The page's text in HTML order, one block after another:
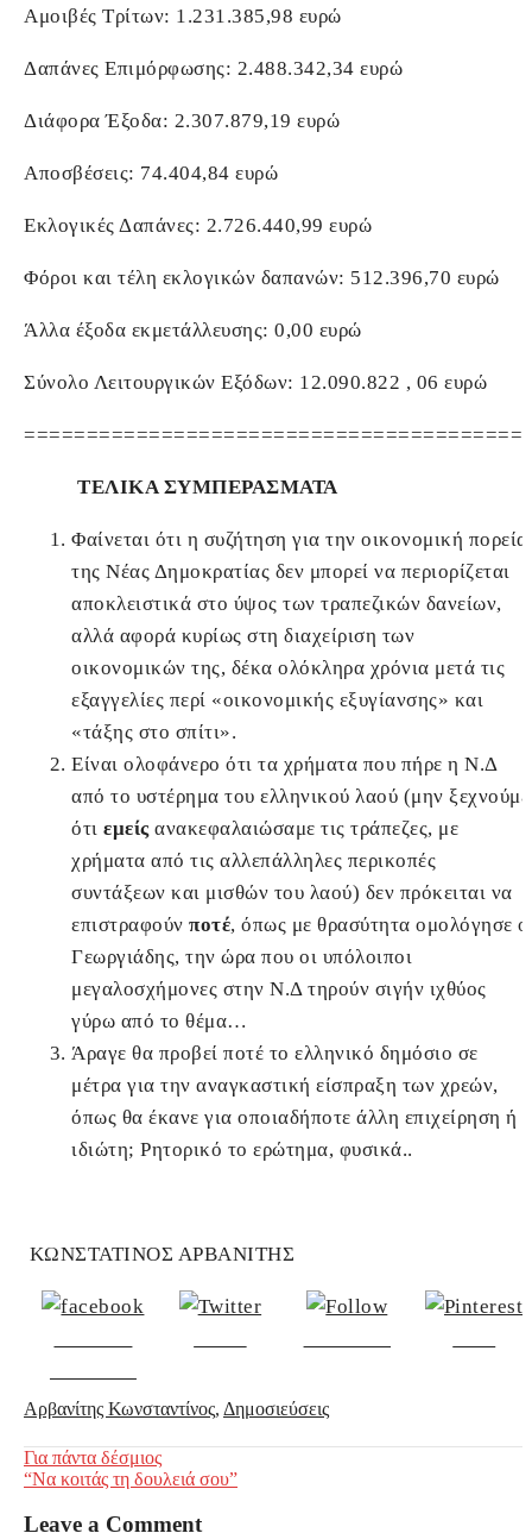
Αμοιβές Τρίτων: 1.231.385,98 ευρώ
Δαπάνες Επιμόρφωσης: 2.488.342,34 ευρώ
Διάφορα Έξοδα: 2.307.879,19 ευρώ
Αποσβέσεις: 74.404,84 ευρώ
Εκλογικές Δαπάνες: 2.726.440,99 ευρώ
Φόροι και τέλη εκλογικών δαπανών: 512.396,70 ευρώ
Άλλα έξοδα εκμετάλλευσης: 0,00 ευρώ
Σύνολο Λειτουργικών Εξόδων: 12.090.822 , 06 ευρώ
ΤΕΛΙΚΑ ΣΥΜΠΕΡΑΣΜΑΤΑ
Φαίνεται ότι η συζήτηση για την οικονομική πορεία
της Νέας Δημοκρατίας δεν μπορεί να περιορίζεται
αποκλειστικά στο ύψος των τραπεζικών δανείων,
αλλά αφορά κυρίως στη διαχείριση των
οικονομικών της, δέκα ολόκληρα χρόνια μετά τις
εξαγγελίες περί «οικονομικής εξυγίανσης» και
«τάξης στο σπίτι».
Είναι ολοφάνερο ότι τα χρήματα που πήρε η Ν.Δ
από το υστέρημα του ελληνικού λαού (μην ξεχνούμε
ότι εμείς ανακεφαλαιώσαμε τις τράπεζες, με
χρήματα από τις αλλεπάλληλες περικοπές
συντάξεων και μισθών του λαού) δεν πρόκειται να
επιστραφούν ποτέ, όπως με θρασύτητα ομολόγησε ο
Γεωργιάδης, την ώρα που οι υπόλοιποι
μεγαλοσχήμονες στην Ν.Δ τηρούν σιγήν ιχθύος
γύρω από το θέμα…
Άραγε θα προβεί ποτέ το ελληνικό δημόσιο σε
μέτρα για την αναγκαστική είσπραξη των χρεών,
όπως θα έκανε για οποιαδήποτε άλλη επιχείρηση ή
ιδιώτη; Ρητορικό το ερώτημα, φυσικά..
ΚΩΝΣΤΑΤΙΝΟΣ ΑΡΒΑΝΙΤΗΣ
Αρβανίτης Κωνσταντίνος, Δημοσιεύσεις
Post
navigation
Για πάντα δέσμιος
“Να κοιτάς τη δουλειά σου”
Leave a Comment